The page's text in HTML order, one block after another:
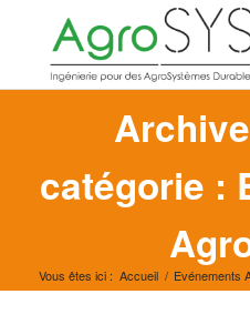
catégorie :
Vous êtes ici : Accueil / Evénements